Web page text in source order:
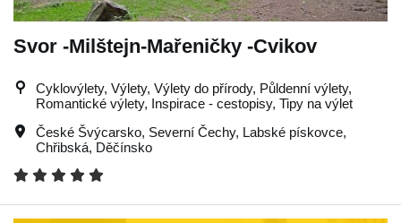
Svor -Milštejn-Mařeničky -Cvikov
Cyklovýlety, Výlety, Výlety do přírody, Půldenní výlety,
Romantické výlety, Inspirace - cestopisy, Tipy na výlet
České Švýcarsko, Severní Čechy, Labské pískovce,
Chřibská, Děčínsko